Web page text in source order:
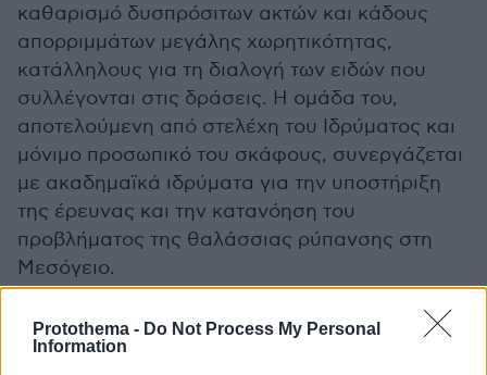
Protothema - Do Not Process My Personal
Information
καθαρισμό δυσπρόσιτων ακτών και κάδους
απορριμμάτων μεγάλης χωρητικότητας,
κατάλληλους για τη διαλογή των ειδών που
συλλέγονται στις δράσεις. Η ομάδα του,
αποτελούμενη από στελέχη του Ιδρύματος και
μόνιμο προσωπικό του σκάφους, συνεργάζεται
με ακαδημαϊκά ιδρύματα για την υποστήριξη
της έρευνας και την κατανόηση του
προβλήματος της θαλάσσιας ρύπανσης στη
Μεσόγειο.
Το «Typhoon Project» συνεργάζεται με το
Εργαστήριο Θαλάσσιας Γεωλογίας και Φυσικής